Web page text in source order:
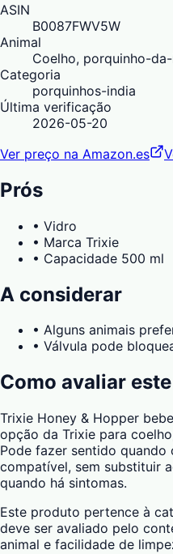
ASIN
B0087FWV5W
Animal
Coelho, porquinho-
Categoria
porquinhos-india
Última verificação
2026-05-20
Ver preço na Amazon.es
Prós
• Vidro
• Marca Trixie
• Capacidade 500 ml
A considerar
• Alguns animais
• Válvula pode
Como avaliar
Trixie Honey & Hopper
opção da Trixie para
Pode fazer sentido
compatível, sem substituir
quando há sintomas.
Este produto pertence à
deve ser avaliado pelo
animal e facilidade de